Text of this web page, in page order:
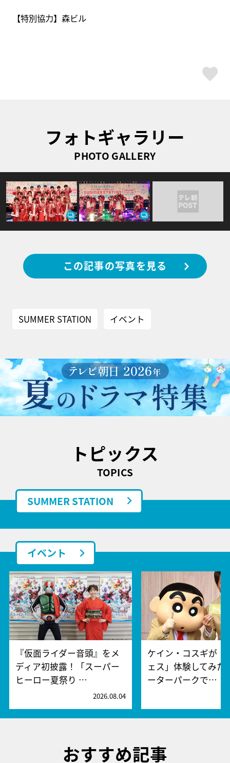
【特別協力】森ビル
フォトギャラリー
PHOTO GALLERY
この記事の写真を見る
SUMMER STATION イベント
トピックス
TOPICS
SUMMER STATION
イベント
『仮面ライダー音頭』をメ
ディア初披露！「スーパー
ヒーロー夏祭り …
2026.08.04
ケイン・コスギが「
ェス」体験してみた
ーターパークで…
おすすめ記事